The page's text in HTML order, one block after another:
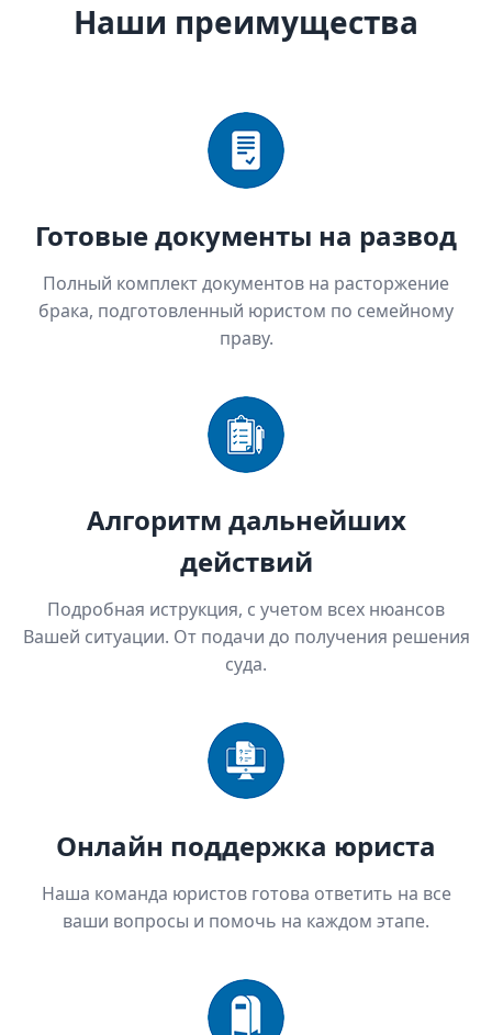
Наши преимущества
Готовые документы на развод
Полный комплект документов на расторжение
брака, подготовленный юристом по семейному
праву.
Алгоритм дальнейших
действий
Подробная иструкция, с учетом всех нюансов
Вашей ситуации. От подачи до получения решения
суда.
Онлайн поддержка юриста
Наша команда юристов готова ответить на все
ваши вопросы и помочь на каждом этапе.